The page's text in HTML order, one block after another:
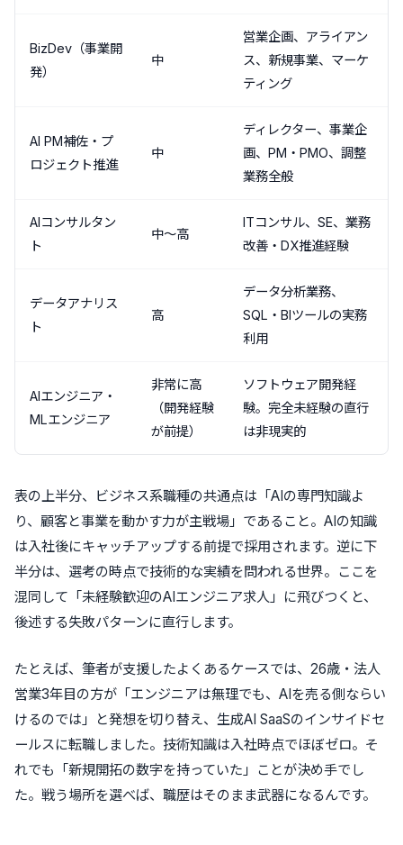
BizDev（事業開
発）
中
営業企画、アライアン
ス、新規事業、マーケ
ティング
AI PM補佐・プ
ロジェクト推進
中
ディレクター、事業企
画、PM・PMO、調整
業務全般
AIコンサルタン
ト
中〜高
ITコンサル、SE、業務
改善・DX推進経験
データアナリス
ト
高
データ分析業務、
SQL・BIツールの実務
利用
AIエンジニア・
MLエンジニア
非常に高
（開発経験
が前提）
ソフトウェア開発経
験。完全未経験の直行
は非現実的
表の上半分、ビジネス系職種の共通点は「AIの専門知識よ
り、顧客と事業を動かす力が主戦場」であること。AIの知識
は入社後にキャッチアップする前提で採用されます。逆に下
半分は、選考の時点で技術的な実績を問われる世界。ここを
混同して「未経験歓迎のAIエンジニア求人」に飛びつくと、
後述する失敗パターンに直行します。
たとえば、筆者が支援したよくあるケースでは、26歳・法人
営業3年目の方が「エンジニアは無理でも、AIを売る側ならい
けるのでは」と発想を切り替え、生成AI SaaSのインサイドセ
ールスに転職しました。技術知識は入社時点でほぼゼロ。そ
れでも「新規開拓の数字を持っていた」ことが決め手でし
た。戦う場所を選べば、職歴はそのまま武器になるんです。